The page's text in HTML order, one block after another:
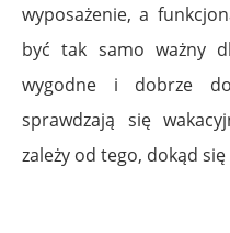
wyposażenie, a
być tak samo ważny
wygodne i dobrze
sprawdzają się
zależy od tego, dokąd